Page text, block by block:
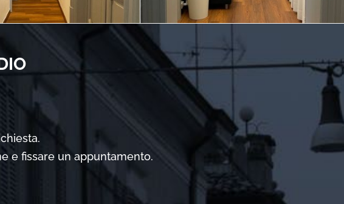
e fissare un appuntamento.